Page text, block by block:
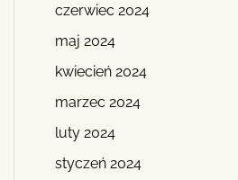
czerwiec 2024
maj 2024
kwiecień 2024
marzec 2024
luty 2024
styczeń 2024